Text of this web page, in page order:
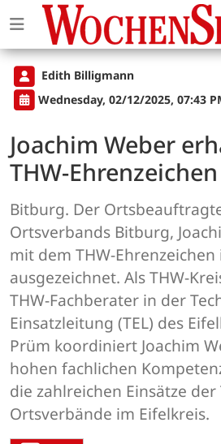
Edith Billigmann
Wednesday, 02/12/2025, 07:43
Joachim Weber
THW-
Bitburg. Der
Ortsverbands Bitburg,
mit dem THW-Ehrenzeichen
ausgezeichnet. Als THW-
THW-Fachberater in der
Einsatzleitung (TEL) des
Prüm koordiniert Joachim
hohen fachlichen
die zahlreichen Einsätze der
Ortsverbände im Eifelkreis.